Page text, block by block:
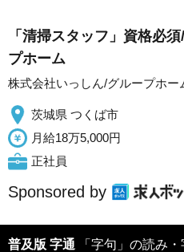
「清掃スタッフ」資格必
プホーム
株式会社いっしん/グループホー
茨城県 つくば市
月給18万5,000円
正社員
Sponsored by
普及版 字通 「字句」の読み